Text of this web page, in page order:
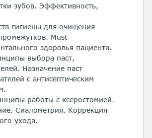
зубов. Эффективность,
гигиены для очищения
Must
здоровья пациента.
выбора паст,
Назначение паст
с антисептическим
работы с ксеростомией.
Сиалометрия. Коррекция
ухода.